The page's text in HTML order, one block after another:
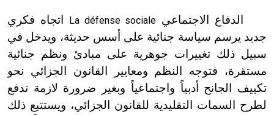
الدفاع الاجتماعي La défense sociale
اتجاه فكري
جديد يرسم سياسة جنائية على أسس حديثة، ويدخل في
سبيل ذلك تغييرات جوهرية على مبادئ ونظم جنائية
مستقرة، فتوجه النظم ومعايير القانون الجزائي نحو
تكييف الجانح أدبياً واجتماعياً وبغير ضرورة لازمة تدفع
لطرح السمات التقليدية للقانون الجزائي، ويستتبع ذلك